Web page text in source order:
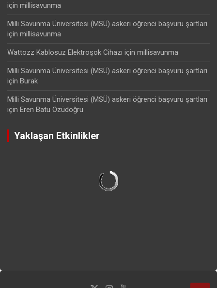
için millisavunma
Milli Savunma Üniversitesi (MSÜ) askeri öğrenci başvuru şartları
için millisavunma
Wattozz Kablosuz Elektroşok Cihazı için millisavunma
Milli Savunma Üniversitesi (MSÜ) askeri öğrenci başvuru şartları
için Burak
Milli Savunma Üniversitesi (MSÜ) askeri öğrenci başvuru şartları
için Eren Batu Özüdoğru
Yaklaşan Etkinlikler